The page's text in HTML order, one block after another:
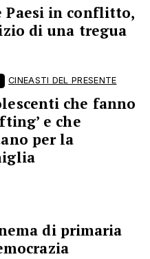
Paesi in conflitto,
di una tregua
CINEASTI DEL PRESENTE
che fanno
e che
per la
di primaria